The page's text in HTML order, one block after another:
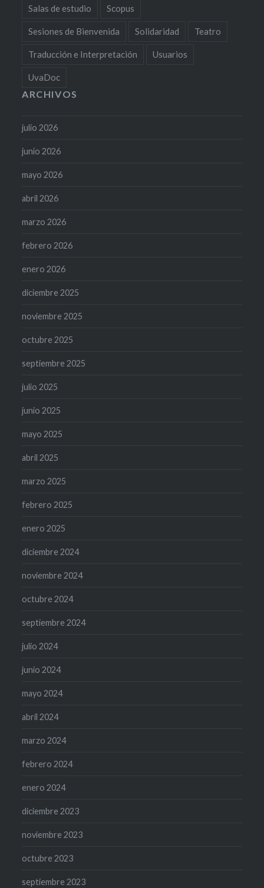
Salas de estudio Scopus
Sesiones de Bienvenida Solidaridad Teatro
Traducción e Interpretación Usuarios
UvaDoc
ARCHIVOS
julio 2026
junio 2026
mayo 2026
abril 2026
marzo 2026
febrero 2026
enero 2026
diciembre 2025
noviembre 2025
octubre 2025
septiembre 2025
julio 2025
junio 2025
mayo 2025
abril 2025
marzo 2025
febrero 2025
enero 2025
diciembre 2024
noviembre 2024
octubre 2024
septiembre 2024
julio 2024
junio 2024
mayo 2024
abril 2024
marzo 2024
febrero 2024
enero 2024
diciembre 2023
noviembre 2023
octubre 2023
septiembre 2023